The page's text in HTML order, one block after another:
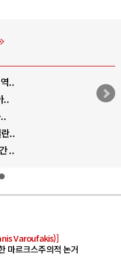
..
..
..
..
Varoufakis)]
마르크스주의적 논거